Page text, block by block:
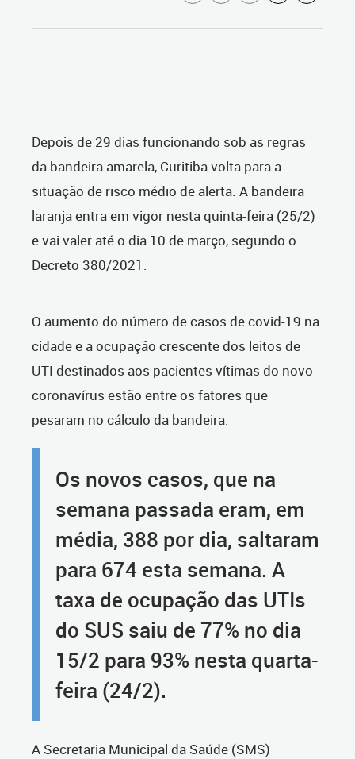
Depois de 29 dias funcionando sob as regras
da bandeira amarela, Curitiba volta para a
situação de risco médio de alerta. A bandeira
laranja entra em vigor nesta quinta-feira (25/2)
e vai valer até o dia 10 de março, segundo o
Decreto 380/2021.
O aumento do número de casos de covid-19 na
cidade e a ocupação crescente dos leitos de
UTI destinados aos pacientes vítimas do novo
coronavírus estão entre os fatores que
pesaram no cálculo da bandeira.
Os novos casos, que na
semana passada eram, em
média, 388 por dia, saltaram
para 674 esta semana. A
taxa de ocupação das UTIs
do SUS saiu de 77% no dia
15/2 para 93% nesta quarta-
feira (24/2).
A Secretaria Municipal da Saúde (SMS)